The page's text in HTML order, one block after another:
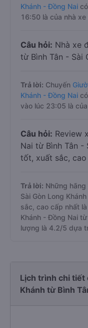
Khánh - Đồng Nai
16:50 là của nhà xe
Câu hỏi: Nhà xe
từ Bình Tân - Sài
Trả lời: Chuyến
Khánh - Đồng Nai
vào lúc 23:05 là
Câu hỏi: Review
Nai từ Bình Tân -
tốt, xuất sắc, cao
Trả lời: Những hãng
Sài Gòn Long
sắc, cao cấp nhất
Khánh - Đồng Nai
lượng là 4.2/5 dựa
Lịch trình chi tiết
Khánh từ Bình